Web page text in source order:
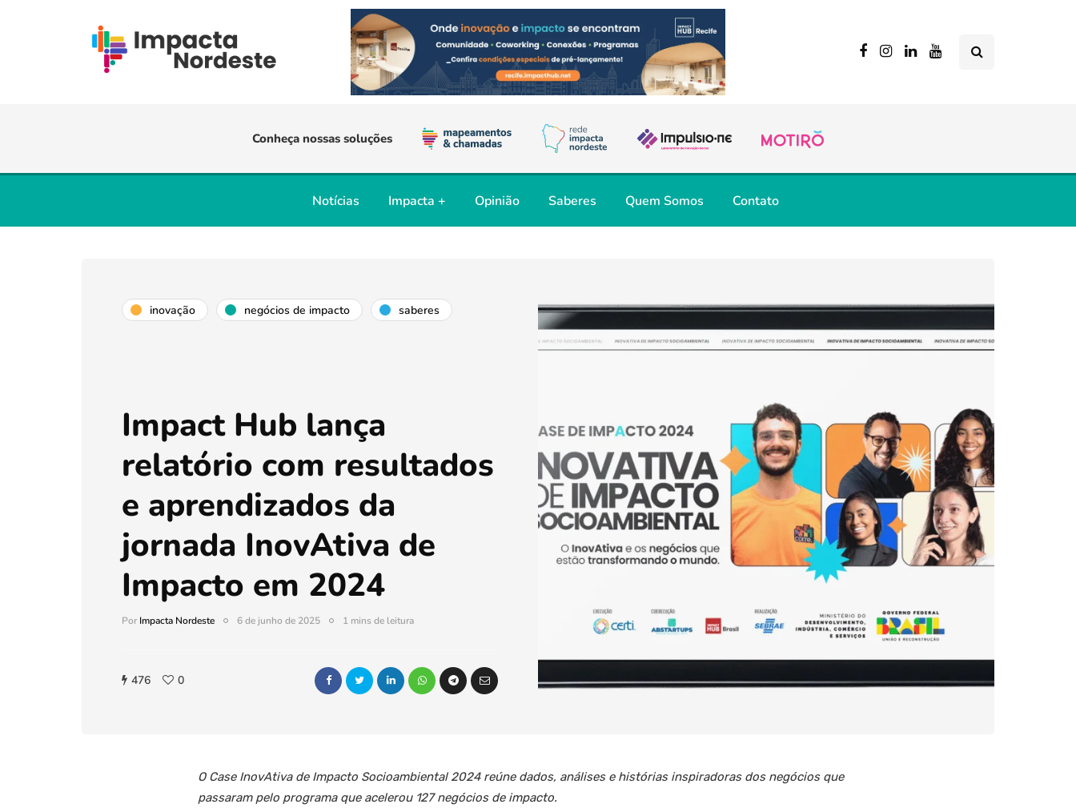
Conheça nossas soluções
Notícias Impacta + Opinião Saberes Quem Somos Contato
inovação negócios de impacto saberes
Impact Hub lança
relatório com resultados
e aprendizados da
jornada InovAtiva de
Impacto em 2024
PorImpacta Nordeste 6 de junho de 2025 1 mins de leitura
476 0
O Case InovAtiva de Impacto Socioambiental 2024 reúne dados, análises e histórias inspiradoras dos negócios que
passaram pelo programa que acelerou 127 negócios de impacto.